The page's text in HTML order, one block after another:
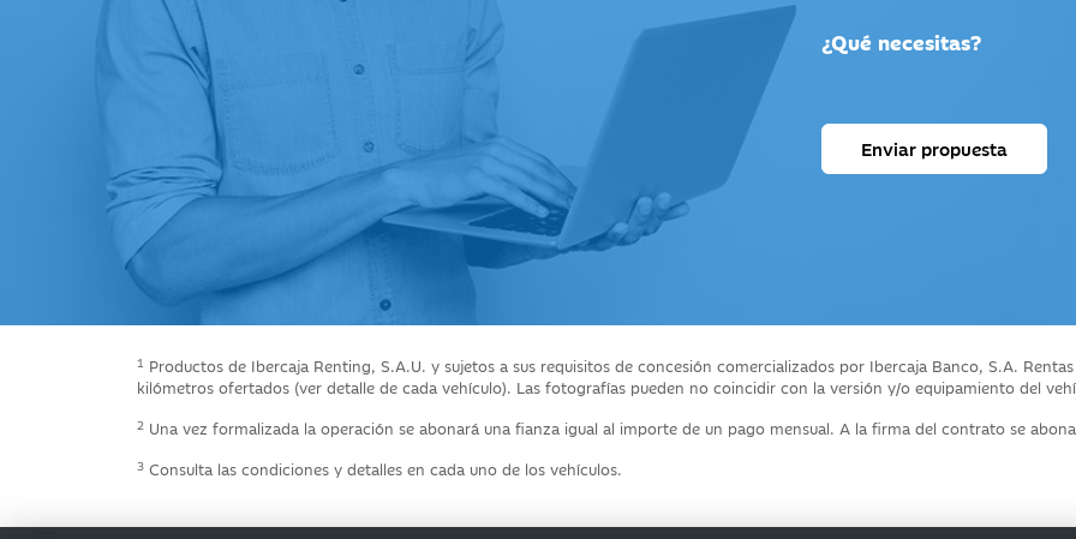
¿Qué necesitas?
Enviar propuesta
1 Productos de Ibercaja Renting, S.A.U. y sujetos a sus requisitos de concesión comercializados por Ibercaja Banco, S.A.
kilómetros ofertados (ver detalle de cada vehículo). Las fotografías pueden no coincidir con la versión y/o equipamiento del
2 Una vez formalizada la operación se abonará una fianza igual al importe de un pago mensual. A la firma del contrato se
3 Consulta las condiciones y detalles en cada uno de los vehículos.